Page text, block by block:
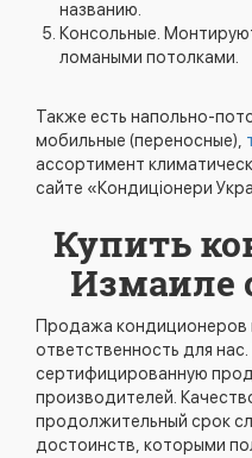
названию.
Консольные.
ломаными потолками.
Также есть напольно-
мобильные (переносные),
ассортимент
сайте «Кондиціонери
Купить
Измаиле
Продажа кондиционеров
ответственность для
сертифицированную
производителей.
продолжительный срок
достоинств, которыми